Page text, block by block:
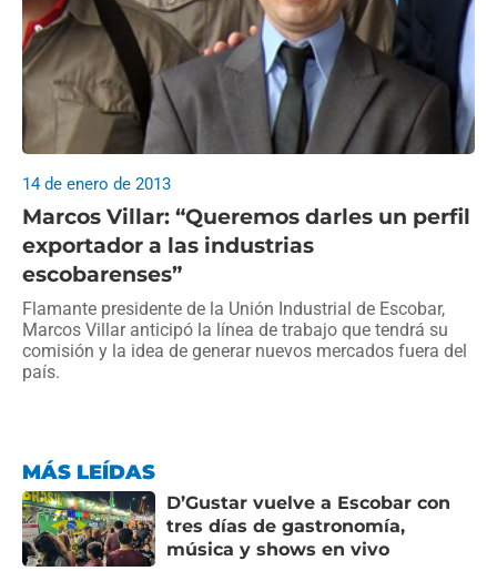
Marcos Villar: “Queremos darles un perfil
exportador a las industrias
escobarenses”
14 de enero de 2013
Flamante presidente de la Unión Industrial de Escobar,
Marcos Villar anticipó la línea de trabajo que tendrá su
comisión y la idea de generar nuevos mercados fuera del
país.
MÁS LEÍDAS
D’Gustar vuelve a Escobar con
tres días de gastronomía,
música y shows en vivo